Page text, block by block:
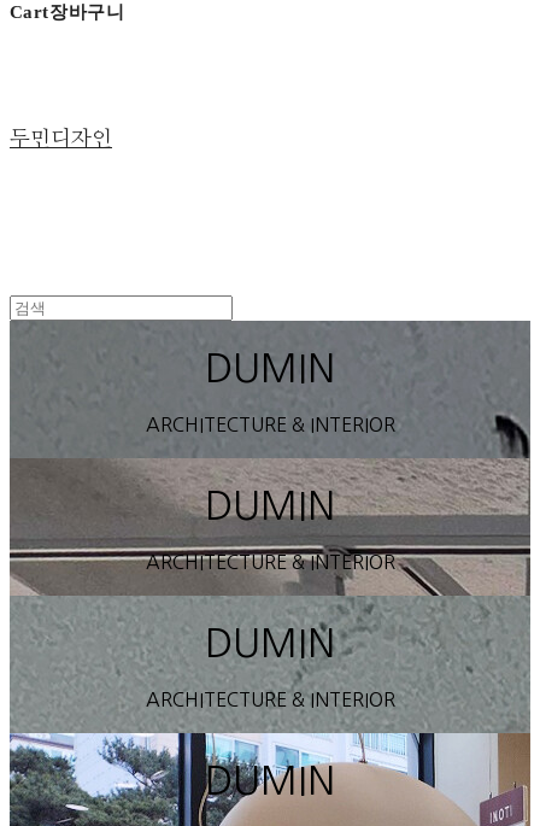
Cart장바구니
두민디자인
DUMIN
ARCHITECTURE & INTERIOR
DUMIN
ARCHITECTURE & INTERIOR
DUMIN
ARCHITECTURE & INTERIOR
DUMIN